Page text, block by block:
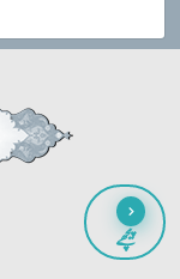
پیچھے